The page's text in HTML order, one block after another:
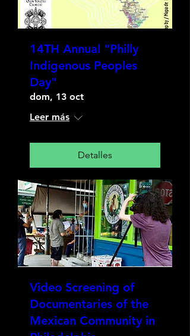
14TH Annual "Philly
Indigenous Peoples
Day"
dom, 13 oct
Leer más
Detalles
Video Screening of
Documentaries of the
Mexican Community in